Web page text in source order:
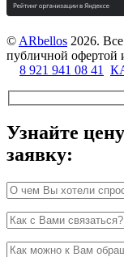
© ARbellos 2026.
публичной офертой
8 921 941 08 41
Узнайте
заявку: